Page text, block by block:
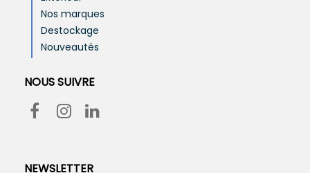
Nos marques
Destockage
Nouveautés
NOUS SUIVRE
NEWSLETTER